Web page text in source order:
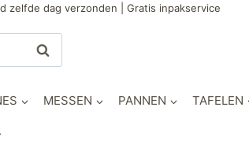
zelfde dag verzonden | Gratis inpakservice
Zoeken
MESSEN PANNEN TAFELEN